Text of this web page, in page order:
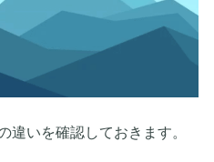
違いを確認しておきます。